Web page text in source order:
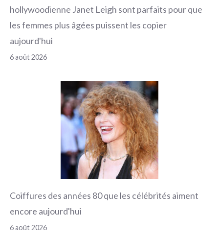
hollywoodienne Janet Leigh sont parfaits pour que
les femmes plus âgées puissent les copier
aujourd'hui
6 août 2026
Coiffures des années 80 que les célébrités aiment
encore aujourd'hui
6 août 2026